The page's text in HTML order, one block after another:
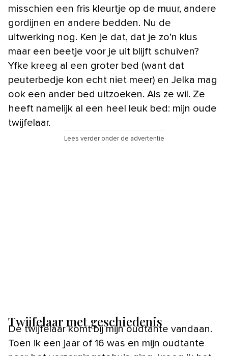
misschien een fris kleurtje op de muur, andere
gordijnen en andere bedden. Nu de
uitwerking nog. Ken je dat, dat je zo’n klus
maar een beetje voor je uit blijft schuiven?
Yfke kreeg al een groter bed (want dat
peuterbedje kon echt niet meer) en Jelka mag
ook een ander bed uitzoeken. Als ze wil. Ze
heeft namelijk al een heel leuk bed: mijn oude
twijfelaar.
Lees verder onder de advertentie
Twijfelaar met geschiedenis
De twijfelaar komt bij mijn oudtante vandaan.
Toen ik een jaar of 16 was en mijn oudtante